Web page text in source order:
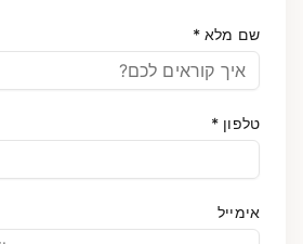
שם מלא *
טלפון *
אימייל